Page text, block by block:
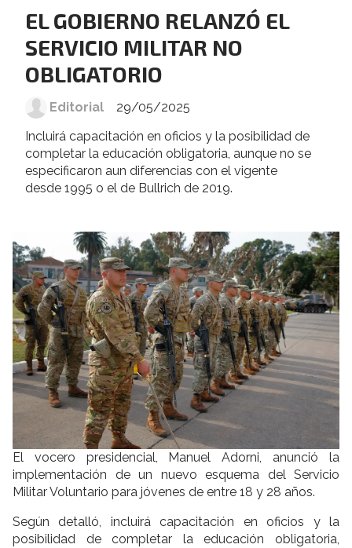
EL GOBIERNO RELANZÓ EL
SERVICIO MILITAR NO
OBLIGATORIO
Incluirá capacitación en oficios y la posibilidad de
completar la educación obligatoria, aunque no se
especificaron aun diferencias con el vigente
desde 1995 o el de Bullrich de 2019.
29/05/2025
Editorial
El vocero presidencial, Manuel Adorni, anunció la
implementación de un nuevo esquema del Servicio
Militar Voluntario para jóvenes de entre 18 y 28 años.
Según detalló, incluirá capacitación en oficios y la
posibilidad de completar la educación obligatoria,